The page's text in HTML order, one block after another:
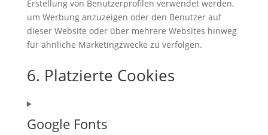
Erstellung von Benutzerprofilen verwendet werden,
um Werbung anzuzeigen oder den Benutzer auf
dieser Website oder über mehrere Websites hinweg
für ähnliche Marketingzwecke zu verfolgen.
6. Platzierte Cookies
Google Fonts